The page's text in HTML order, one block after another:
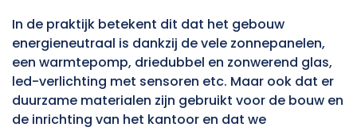
In de praktijk betekent dit dat het gebouw
energieneutraal is dankzij de vele zonnepanelen,
een warmtepomp, driedubbel en zonwerend glas,
led-verlichting met sensoren etc. Maar ook dat er
duurzame materialen zijn gebruikt voor de bouw en
de inrichting van het kantoor en dat we